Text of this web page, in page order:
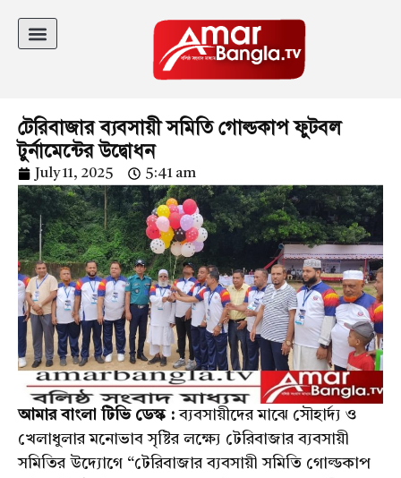
টেরিবাজার ব্যবসায়ী সমিতি গোল্ডকাপ ফুটবল
টুর্নামেন্টের উদ্বোধন
July 11, 2025 5:41 am
আমার বাংলা টিভি ডেস্ক : ব্যবসায়ীদের মাঝে সৌহার্দ্য ও
খেলাধুলার মনোভাব সৃষ্টির লক্ষ্যে টেরিবাজার ব্যবসায়ী
সমিতির উদ্যোগে “টেরিবাজার ব্যবসায়ী সমিতি গোল্ডকাপ